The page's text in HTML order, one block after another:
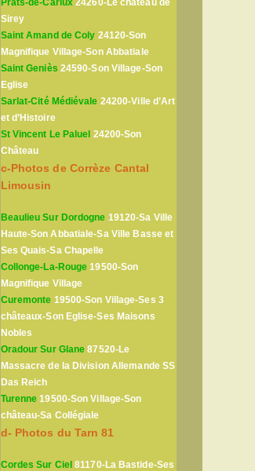
Prats-de-Carlux 24260-Le château de
Sirey
Saint Amand de Coly 24120-Son
Magnifique Village-Son Abbatiale
Saint Geniès 24590-Son Village-Son
Eglise
Sarlat-Cité Médiévale 24200-Ville d’Art
et d’Histoire
St Vincent Le Paluel 24200-Son
Château
c-Photos de Corrèze Cantal
Limousin
Beaulieu Sur Dordogne 19120-Sa Ville
Haute-Son Abbatiale-Sa Ville Basse et
Ses Quais-Sa Chapelle
Collonge-La-Rouge 19500-Son
Magnifique Village
Curemonte 19500-Son Village-Ses 3
châteaux-Son Eglise-Ses Maisons
Nobles
Oradour Sur Glane 87520-Le
Massacre de la Division Allemande SS
Das Reich
Turenne 19500-Son Village-Son
château-Sa Collégiale
d- Photos du Tarn 81
Cordes Sur Ciel 81170-La Bastide-Ses